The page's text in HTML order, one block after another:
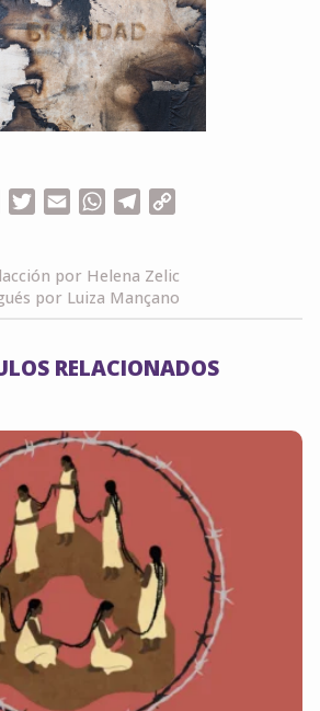
FacebookTwitterEmailWhatsApp
Telegram
por Helena Zelic
por Luiza Mançano
RELACIONADOS